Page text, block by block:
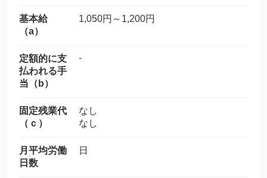
基本給
（a）
1,050円～1,200円
定額的に支
払われる手
当（b）
-
固定残業代
（ｃ）
なし
なし
月平均労働
日数
日